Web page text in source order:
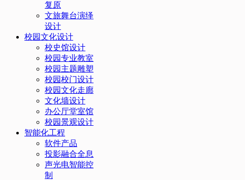
复原
文旅舞台演绎
设计
校园文化设计
校史馆设计
校园专业教室
校园主题雕塑
校园校门设计
校园文化走廊
文化墙设计
办公厅堂室馆
校园景观设计
智能化工程
软件产品
投影融合全息
声光电智能控
制